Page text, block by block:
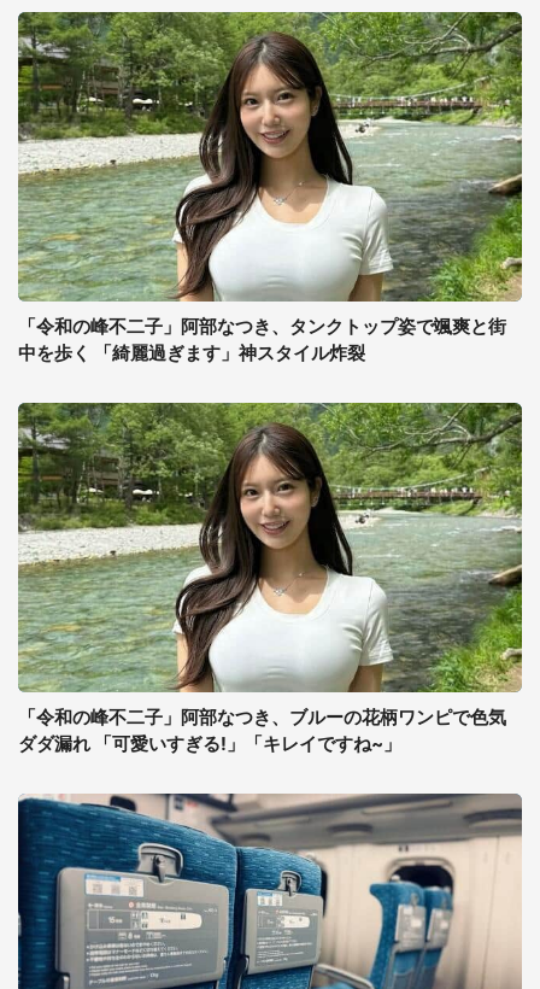
「令和の峰不二子」阿部なつき、タンクトップ姿で颯爽と街
中を歩く 「綺麗過ぎます」神スタイル炸裂
「令和の峰不二子」阿部なつき、ブルーの花柄ワンピで色気
ダダ漏れ 「可愛いすぎる!」「キレイですね~」